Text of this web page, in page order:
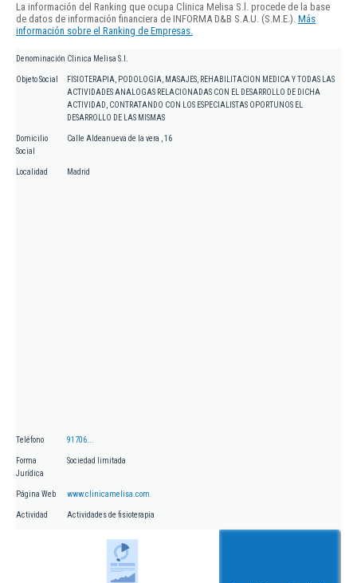
La información del Ranking que ocupa Clinica Melisa S.l. procede de la base
de datos de información financiera de INFORMA D&B S.A.U. (S.M.E.). Más
información sobre el Ranking de Empresas.
Denominación Clinica Melisa S.l.
Objeto Social
FISIOTERAPIA, PODOLOGIA, MASAJES, REHABILITACION MEDICA Y TODAS LAS
ACTIVIDADES ANALOGAS RELACIONADAS CON EL DESARROLLO DE DICHA
ACTIVIDAD, CONTRATANDO CON LOS ESPECIALISTAS OPORTUNOS EL
DESARROLLO DE LAS MISMAS
Domicilio
Social
Calle Aldeanueva de la vera , 16
Localidad Madrid
Teléfono 91706...
Forma
Jurídica
Sociedad limitada
Página Web www.clinicamelisa.com
Actividad Actividades de fisioterapia